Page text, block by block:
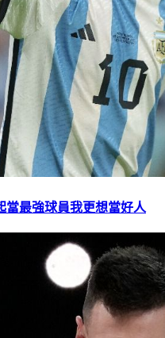
最強球員我更想當好人